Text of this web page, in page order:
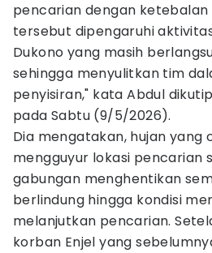
pencarian dengan ketebalan
tersebut dipengaruhi
Dukono yang masih
sehingga menyulitkan tim
penyisiran," kata Abdul
pada Sabtu (9/5/2026).
Dia mengatakan, hujan yang
mengguyur lokasi pencarian
gabungan menghentikan
berlindung hingga kondisi
melanjutkan pencarian.
korban Enjel yang